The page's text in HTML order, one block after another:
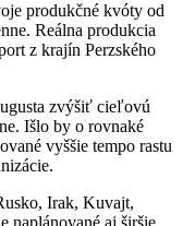
produkčné kvóty od
Reálna produkcia
z krajín Perzského
zvýšiť cieľovú
Išlo by o rovnaké
vyššie tempo rastu
Irak, Kuvajt,